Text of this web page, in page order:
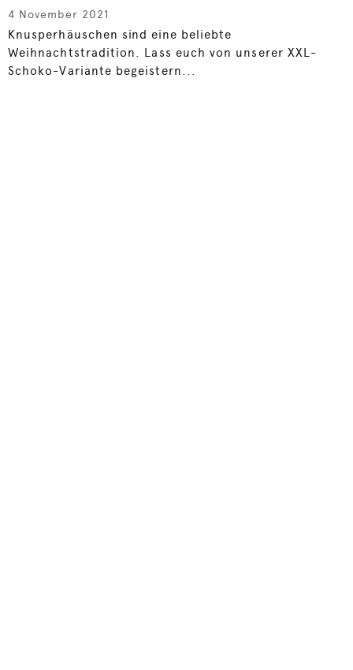
4 November 2021
Knusperhäuschen sind eine beliebte
Weihnachtstradition. Lass euch von unserer XXL-
Schoko-Variante begeistern...